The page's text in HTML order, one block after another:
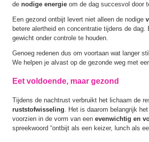
de nodige energie om de dag succesvol door
Een gezond ontbijt levert niet alleen de nodige
betere alertheid en concentratie tijdens de
gewicht onder controle te houden.
Genoeg redenen dus om voortaan wat langer
We helpen je alvast op de gezonde weg met
Eet voldoende, maar gezond
Tijdens de nachtrust verbruikt het lichaam de
ruststofwisseling. Het is daarom belangrijk
voorzien in de vorm van een evenwichtig en
spreekwoord “ontbijt als een keizer, lunch als